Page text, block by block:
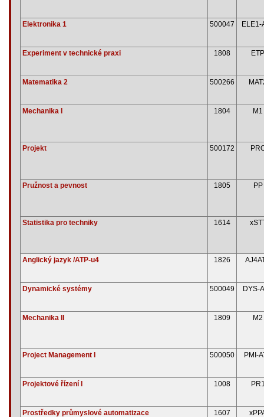
Elektronika 1 500047 ELE1-
Experiment v technické praxi 1808 ETP
Matematika 2 500266
Mechanika I 1804 M1
Projekt 500172
Pružnost a pevnost 1805 PP
Statistika pro techniky 1614
Anglický jazyk /ATP-u4 1826
Dynamické systémy 500049 DYS-
Mechanika II 1809 M2
Project Management I 500050 PMI-
Projektové řízení I 1008
Prostředky průmyslové automatizace 1607